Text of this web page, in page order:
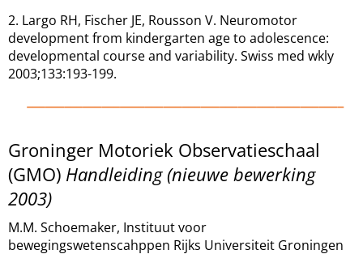
2. Largo RH, Fischer JE, Rousson V. Neuromotor
development from kindergarten age to adolescence:
developmental course and variability. Swiss med wkly
2003;133:193-199.
Groninger Motoriek Observatieschaal
(GMO) Handleiding (nieuwe bewerking
2003)
M.M. Schoemaker, Instituut voor
bewegingswetenscahppen Rijks Universiteit Groningen